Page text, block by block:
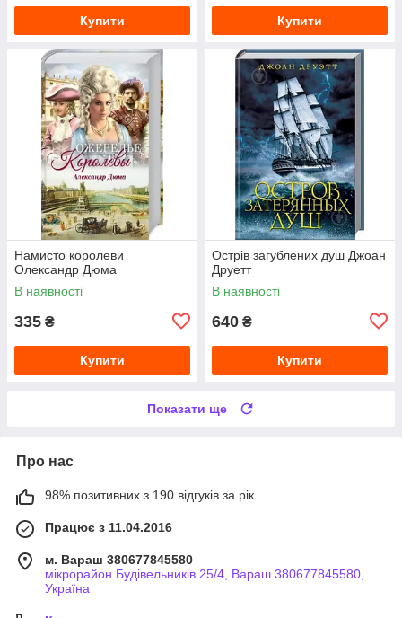
Купити Купити
Намисто королеви
Олександр Дюма
В наявності
335 ₴
Купити
Острів загублених душ Джоан
Друетт
В наявності
640 ₴
Купити
Показати ще
Про нас
98% позитивних з 190 відгуків за рік
Працює з 11.04.2016
м. Вараш 380677845580
мікрорайон Будівельників 25/4, Вараш 380677845580,
Україна